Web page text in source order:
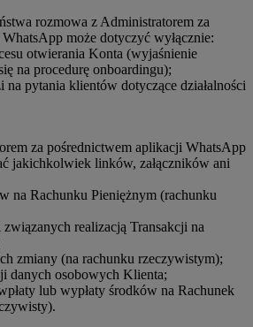
rozmowa z Administratorem za
może dotyczyć wyłącznie:
otwierania Konta (wyjaśnienie
na procedurę onboardingu);
pytania klientów dotyczące działalności
za pośrednictwem aplikacji WhatsApp
jakichkolwiek linków, załączników ani
na Rachunku Pieniężnym (rachunku
realizacją Transakcji na
zmiany (na rachunku rzeczywistym);
danych osobowych Klienta;
lub wypłaty środków na Rachunek